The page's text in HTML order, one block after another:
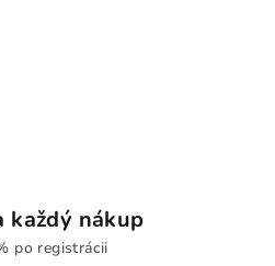
každý nákup
po registrácii